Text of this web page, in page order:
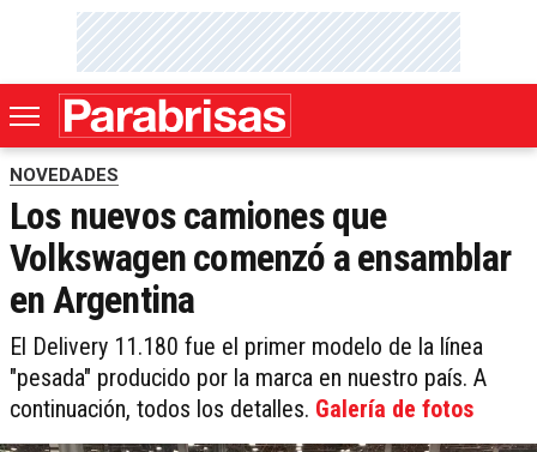
NOVEDADES
Los nuevos camiones que
Volkswagen comenzó a ensamblar
en Argentina
El Delivery 11.180 fue el primer modelo de la línea
"pesada" producido por la marca en nuestro país. A
continuación, todos los detalles. Galería de fotos